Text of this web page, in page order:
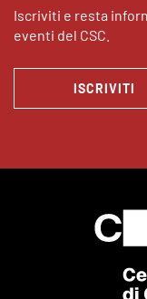
Iscriviti e resta
eventi del CSC.
ISCRIVITI